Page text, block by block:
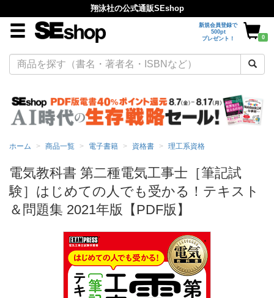
翔泳社の公式通販SEshop
新規会員登録で
500pt
プレゼント！
0
ホーム 商品一覧 電子書籍 資格書 理工系資格
電気教科書 第二種電気工事士［筆記試
験］はじめての人でも受かる！テキスト
＆問題集 2021年版【PDF版】